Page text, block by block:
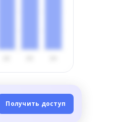
Получить доступ